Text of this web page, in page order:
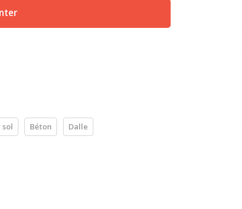
sol Béton Dalle